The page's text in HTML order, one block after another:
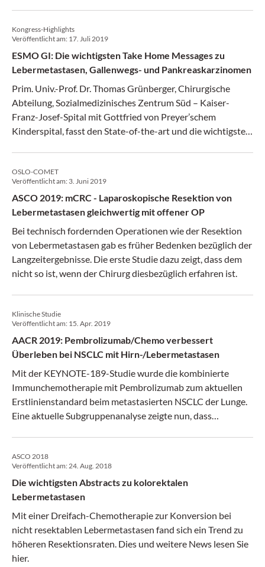
Kongress-Highlights
Veröffentlicht am: 17. Juli 2019
ESMO GI: Die wichtigsten Take Home Messages zu
Lebermetastasen, Gallenwegs- und Pankreaskarzinomen
Prim. Univ.-Prof. Dr. Thomas Grünberger, Chirurgische
Abteilung, Sozialmedizinisches Zentrum Süd – Kaiser-
Franz-Josef-Spital mit Gottfried von Preyer’schem
Kinderspital, fasst den State-of-the-art und die wichtigsten
Pankreaskarzinoms zusammen.
OSLO-COMET
Veröffentlicht am: 3. Juni 2019
ASCO 2019: mCRC - Laparoskopische Resektion von
Lebermetastasen gleichwertig mit offener OP
Bei technisch fordernden Operationen wie der Resektion
von Lebermetastasen gab es früher Bedenken bezüglich der
Langzeitergebnisse. Die erste Studie dazu zeigt, dass dem
nicht so ist, wenn der Chirurg diesbezüglich erfahren ist.
Klinische Studie
Veröffentlicht am: 15. Apr. 2019
AACR 2019: Pembrolizumab/Chemo verbessert
Überleben bei NSCLC mit Hirn-/Lebermetastasen
Mit der KEYNOTE-189-Studie wurde die kombinierte
Immunchemotherapie mit Pembrolizumab zum aktuellen
Erstlinienstandard beim metastasierten NSCLC der Lunge.
Eine aktuelle Subgruppenanalyse zeigte nun, dass
ASCO 2018
Veröffentlicht am:24. Aug. 2018
Die wichtigsten Abstracts zu kolorektalen
Lebermetastasen
Mit einer Dreifach-Chemotherapie zur Konversion bei
nicht resektablen Lebermetastasen fand sich ein Trend zu
höheren Resektionsraten. Dies und weitere News lesen Sie
hier.